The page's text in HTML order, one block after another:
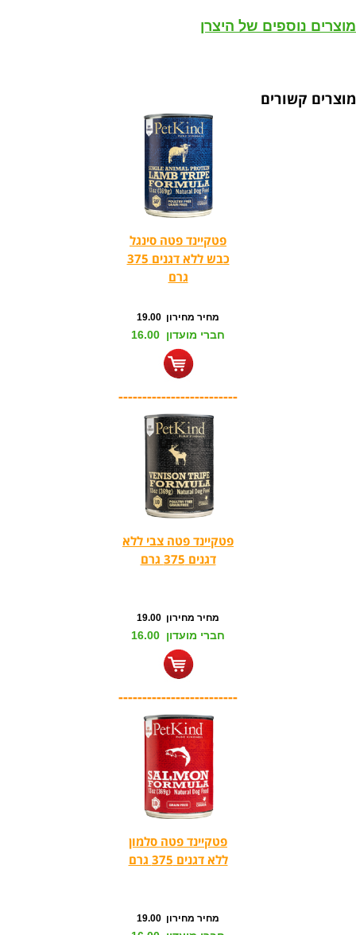
מוצרים נוספים של היצרן
מוצרים קשורים
פטקיינד פטה סינגל
כבש ללא דגנים 375
גרם
מחיר מחירון 19.00
חברי מועדון 16.00
-------------------------
פטקיינד פטה צבי ללא
דגנים 375 גרם
מחיר מחירון 19.00
חברי מועדון 16.00
-------------------------
פטקיינד פטה סלמון
ללא דגנים 375 גרם
מחיר מחירון 19.00